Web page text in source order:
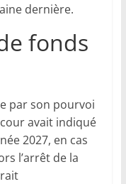
dernière.
fonds
par son pourvoi
avait indiqué
2027, en cas
l’arrêt de la